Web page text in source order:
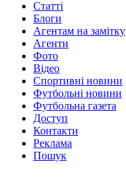
Статті
Блоги
Агентам на замітку
Агенти
Фото
Відео
Спортивні новини
Футбольні новини
Футбольна газета
Доступ
Контакти
Реклама
Пошук